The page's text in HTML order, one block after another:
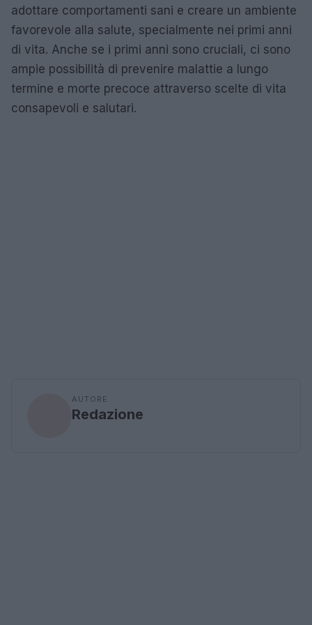
adottare comportamenti sani e creare un ambiente
favorevole alla salute, specialmente nei primi anni
di vita. Anche se i primi anni sono cruciali, ci sono
ampie possibilità di prevenire malattie a lungo
termine e morte precoce attraverso scelte di vita
consapevoli e salutari.
AUTORE
Redazione